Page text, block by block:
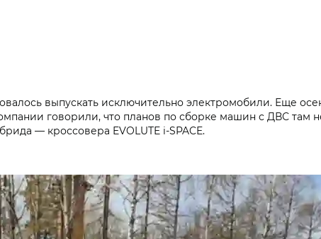
выпускать исключительно электромобили. Еще
говорили, что планов по сборке машин с ДВС там
— кроссовера EVOLUTE i‑SPACE.